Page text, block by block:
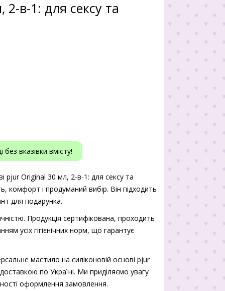
2-в-1: для сексу та
вказівки вмісту!
pjur Original 30 мл, 2-в-1: для сексу та
комфорт і продуманий вибір. Він підходить
для подарунка.
Продукція сертифікована, проходить
усіх гігієнічних норм, що гарантує
мастило на силіконовій основі pjur
по Україні. Ми приділяємо увагу
оформлення замовлення.